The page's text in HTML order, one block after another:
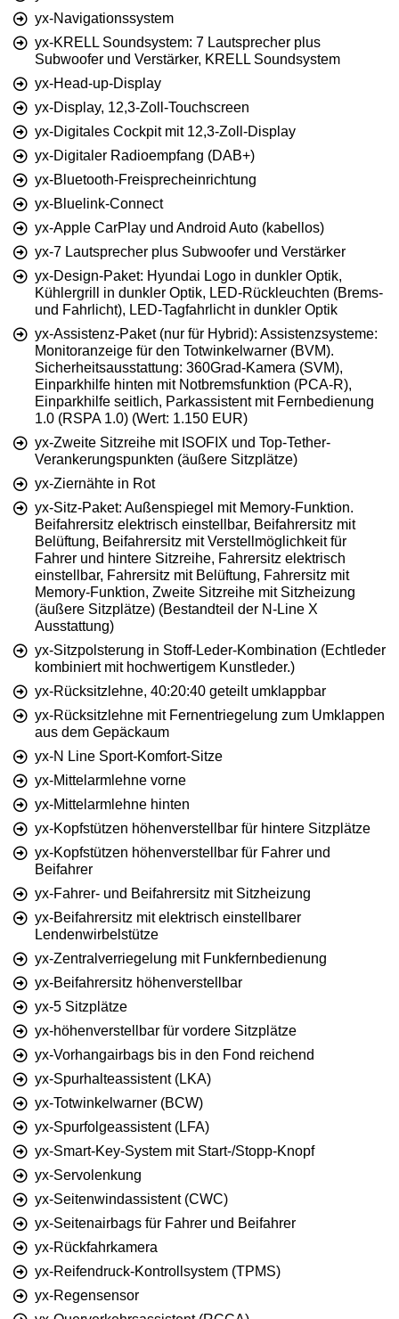
yx-Navigationssystem
yx-KRELL Soundsystem: 7 Lautsprecher plus
Subwoofer und Verstärker, KRELL Soundsystem
yx-Head-up-Display
yx-Display, 12,3-Zoll-Touchscreen
yx-Digitales Cockpit mit 12,3-Zoll-Display
yx-Digitaler Radioempfang (DAB+)
yx-Bluetooth-Freisprecheinrichtung
yx-Bluelink-Connect
yx-Apple CarPlay und Android Auto (kabellos)
yx-7 Lautsprecher plus Subwoofer und Verstärker
yx-Design-Paket: Hyundai Logo in dunkler Optik,
Kühlergrill in dunkler Optik, LED-Rückleuchten (Brems-
und Fahrlicht), LED-Tagfahrlicht in dunkler Optik
yx-Assistenz-Paket (nur für Hybrid): Assistenzsysteme:
Monitoranzeige für den Totwinkelwarner (BVM).
Sicherheitsausstattung: 360Grad-Kamera (SVM),
Einparkhilfe hinten mit Notbremsfunktion (PCA-R),
Einparkhilfe seitlich, Parkassistent mit Fernbedienung
1.0 (RSPA 1.0) (Wert: 1.150 EUR)
yx-Zweite Sitzreihe mit ISOFIX und Top-Tether-
Verankerungspunkten (äußere Sitzplätze)
yx-Ziernähte in Rot
yx-Sitz-Paket: Außenspiegel mit Memory-Funktion.
Beifahrersitz elektrisch einstellbar, Beifahrersitz mit
Belüftung, Beifahrersitz mit Verstellmöglichkeit für
Fahrer und hintere Sitzreihe, Fahrersitz elektrisch
einstellbar, Fahrersitz mit Belüftung, Fahrersitz mit
Memory-Funktion, Zweite Sitzreihe mit Sitzheizung
(äußere Sitzplätze) (Bestandteil der N-Line X
Ausstattung)
yx-Sitzpolsterung in Stoff-Leder-Kombination (Echtleder
kombiniert mit hochwertigem Kunstleder.)
yx-Rücksitzlehne, 40:20:40 geteilt umklappbar
yx-Rücksitzlehne mit Fernentriegelung zum Umklappen
aus dem Gepäckaum
yx-N Line Sport-Komfort-Sitze
yx-Mittelarmlehne vorne
yx-Mittelarmlehne hinten
yx-Kopfstützen höhenverstellbar für hintere Sitzplätze
yx-Kopfstützen höhenverstellbar für Fahrer und
Beifahrer
yx-Fahrer- und Beifahrersitz mit Sitzheizung
yx-Beifahrersitz mit elektrisch einstellbarer
Lendenwirbelstütze
yx-Zentralverriegelung mit Funkfernbedienung
yx-Beifahrersitz höhenverstellbar
yx-5 Sitzplätze
yx-höhenverstellbar für vordere Sitzplätze
yx-Vorhangairbags bis in den Fond reichend
yx-Spurhalteassistent (LKA)
yx-Totwinkelwarner (BCW)
yx-Spurfolgeassistent (LFA)
yx-Smart-Key-System mit Start-/Stopp-Knopf
yx-Servolenkung
yx-Seitenwindassistent (CWC)
yx-Seitenairbags für Fahrer und Beifahrer
yx-Rückfahrkamera
yx-Reifendruck-Kontrollsystem (TPMS)
yx-Regensensor